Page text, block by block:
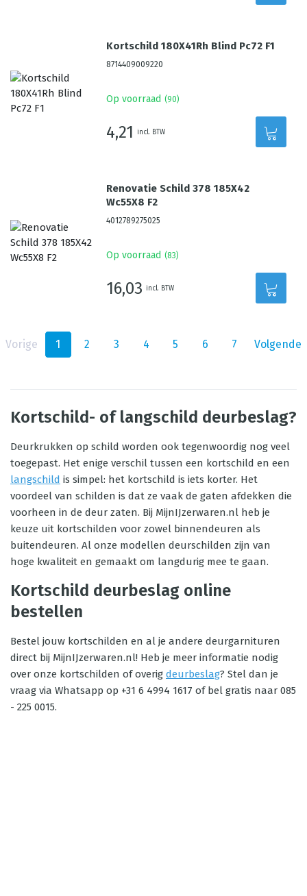
Kortschild 180X41Rh Blind Pc72 F1
8714409009220
Op voorraad (90)
4,21 incl. BTW
Renovatie Schild 378 185X42
Wc55X8 F2
4012789275025
Op voorraad (83)
16,03 incl. BTW
Vorige 1 2 3 4 5 6 7 Volgende
Kortschild- of langschild deurbeslag?
Deurkrukken op schild worden ook tegenwoordig nog veel
toegepast. Het enige verschil tussen een kortschild en een
langschild is simpel: het kortschild is iets korter. Het
voordeel van schilden is dat ze vaak de gaten afdekken die
voorheen in de deur zaten. Bij MijnIJzerwaren.nl heb je
keuze uit kortschilden voor zowel binnendeuren als
buitendeuren. Al onze modellen deurschilden zijn van
hoge kwaliteit en gemaakt om langdurig mee te gaan.
Kortschild deurbeslag online
bestellen
Bestel jouw kortschilden en al je andere deurgarnituren
direct bij MijnIJzerwaren.nl! Heb je meer informatie nodig
over onze kortschilden of overig deurbeslag? Stel dan je
vraag via Whatsapp op +31 6 4994 1617 of bel gratis naar 085
- 225 0015.